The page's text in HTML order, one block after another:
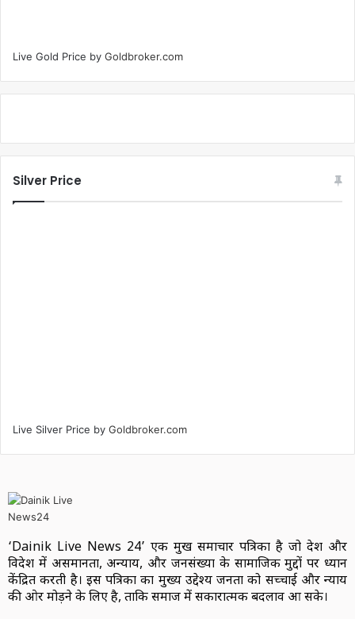
Live Gold Price by Goldbroker.com
Silver Price
Live Silver Price by Goldbroker.com
‘Dainik Live News 24’ एक प्रमुख समाचार पत्रिका है जो देश और
विदेश में असमानता, अन्याय, और जनसंख्या के सामाजिक मुद्दों पर ध्यान
केंद्रित करती है। इस पत्रिका का मुख्य उद्देश्य जनता को सच्चाई और न्याय
की ओर मोड़ने के लिए है, ताकि समाज में सकारात्मक बदलाव आ सके।